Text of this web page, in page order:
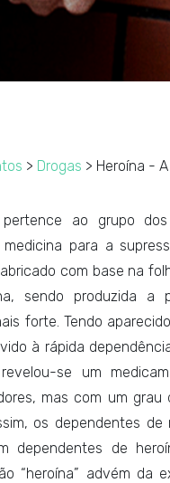
> Drogas > Heroína -
ao grupo
para a
com base na
sendo produzida a
forte. Tendo
à rápida
se um
mas com um grau
os dependentes de
dependentes de
“heroína” advém da